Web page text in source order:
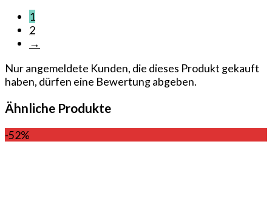
1
2
→
Nur angemeldete Kunden, die dieses Produkt gekauft
haben, dürfen eine Bewertung abgeben.
Ähnliche Produkte
-52%